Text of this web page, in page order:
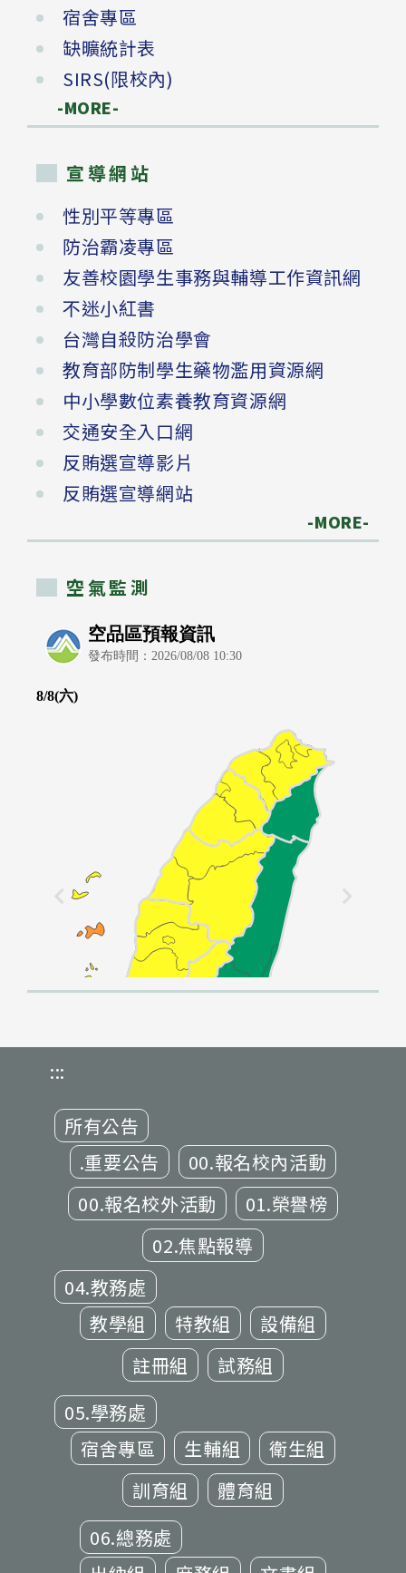
宿舍專區
缺曠統計表
SIRS(限校內)
-MORE-
宣導網站
性別平等專區
防治霸凌專區
友善校園學生事務與輔導工作資訊網
不迷小紅書
台灣自殺防治學會
教育部防制學生藥物濫用資源網
中小學數位素養教育資源網
交通安全入口網
反賄選宣導影片
反賄選宣導網站
-MORE-
空氣監測
:::
所有公告
.重要公告
00.報名校內活動
00.報名校外活動
01.榮譽榜
02.焦點報導
04.教務處
教學組
特教組
設備組
註冊組
試務組
05.學務處
宿舍專區
生輔組
衛生組
訓育組
體育組
06.總務處